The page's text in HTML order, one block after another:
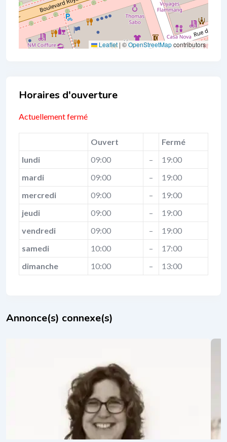
Leaflet | ©OpenStreetMapcontributors
Business Hours
Actuellement fermé
Ouvert
Fermé
lundi
09:00 –
19:00
mardi
09:00 –
19:00
mercredi
09:00 –
19:00
jeudi
09:00 –
19:00
vendredi
09:00 –
19:00
samedi
10:00 –
17:00
dimanche
10:00 – 13:00
Annonce(s) connexe(s)
Thérapies relationnelles